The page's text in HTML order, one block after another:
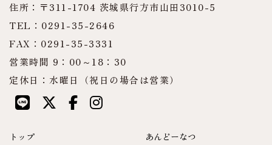
住所：〒311-1704 茨城県行方市山田3010-5
TEL：0291-35-2646
FAX：0291-35-3331
営業時間 9：00～18：30
定休日：水曜日（祝日の場合は営業）
トップ あんどーなつ